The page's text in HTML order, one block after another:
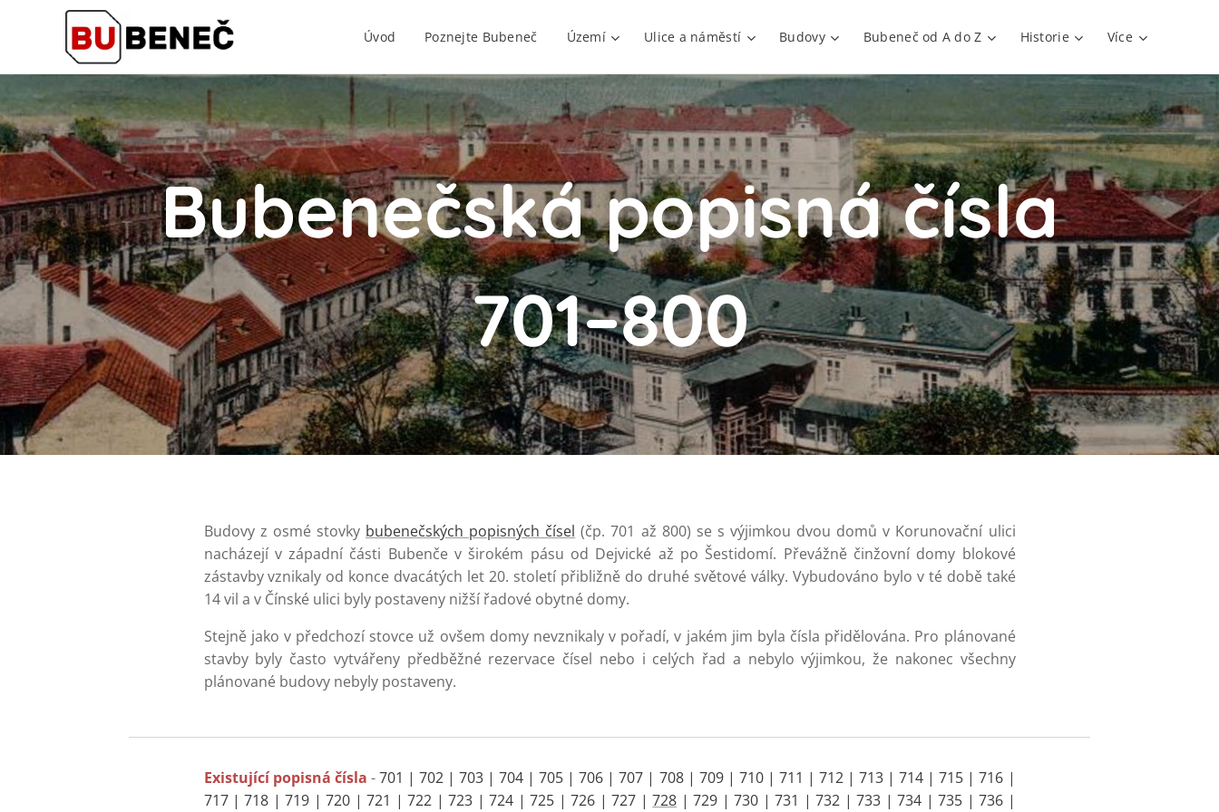
Úvod Poznejte Bubeneč Území Ulice a náměstí Budovy Bubeneč od A do Z Historie Více
Bubenečská popisná čísla
701–800
Budovy z osmé stovky bubenečských popisných čísel (čp. 701 až 800) se s výjimkou dvou domů v Korunovační ulici
nacházejí v západní části Bubenče v širokém pásu od Dejvické až po Šestidomí. Převážně činžovní domy blokové
zástavby vznikaly od konce dvacátých let 20. století přibližně do druhé světové války. Vybudováno bylo v té době také
14 vil a v Čínské ulici byly postaveny nižší řadové obytné domy.
Stejně jako v předchozí stovce už ovšem domy nevznikaly v pořadí, v jakém jim byla čísla přidělována. Pro plánované
stavby byly často vytvářeny předběžné rezervace čísel nebo i celých řad a nebylo výjimkou, že nakonec všechny
plánované budovy nebyly postaveny.
Existující popisná čísla -701 | 702 | 703 | 704 | 705 | 706 | 707 | 708 | 709 | 710 | 711 | 712 | 713 | 714 | 715 | 716 |
717 | 718 | 719 | 720 | 721 | 722 | 723 | 724 | 725 | 726 | 727 |728 | 729 | 730 | 731 | 732 | 733 | 734 | 735 | 736 |